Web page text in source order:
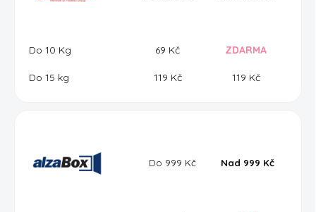
Do 10 Kg 69 Kč ZDARMA
Do 15 kg 119 Kč 119 Kč
Do 999 Kč Nad 999 Kč